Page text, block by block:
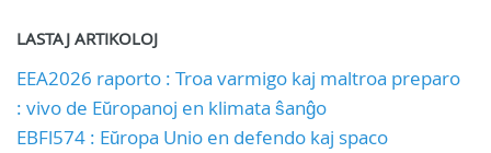
LASTAJ ARTIKOLOJ
EEA2026 raporto : Troa varmigo kaj maltroa preparo
: vivo de Eŭropanoj en klimata ŝanĝo
EBFl574 : Eŭropa Unio en defendo kaj spaco